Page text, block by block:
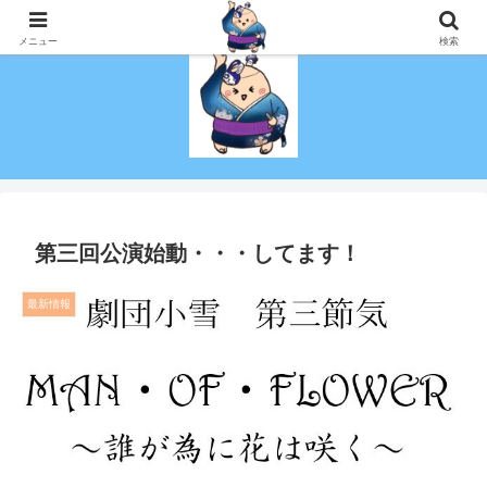
演技を趣味にしたい！初心者でも社会人でも演劇がしたい！を叶える劇団！
第三回公演始動・・・してます！
最新情報
メニュー 検索